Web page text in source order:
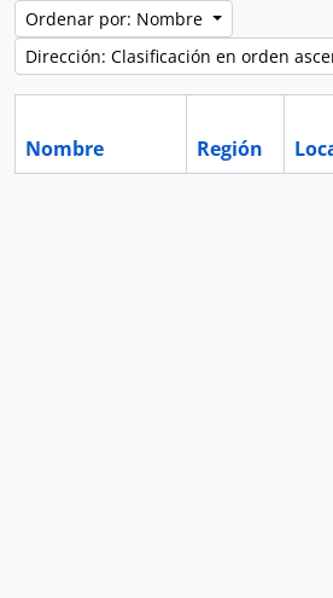
Ordenar por: Nombre
Dirección: Clasificación en orden
Nombre Región